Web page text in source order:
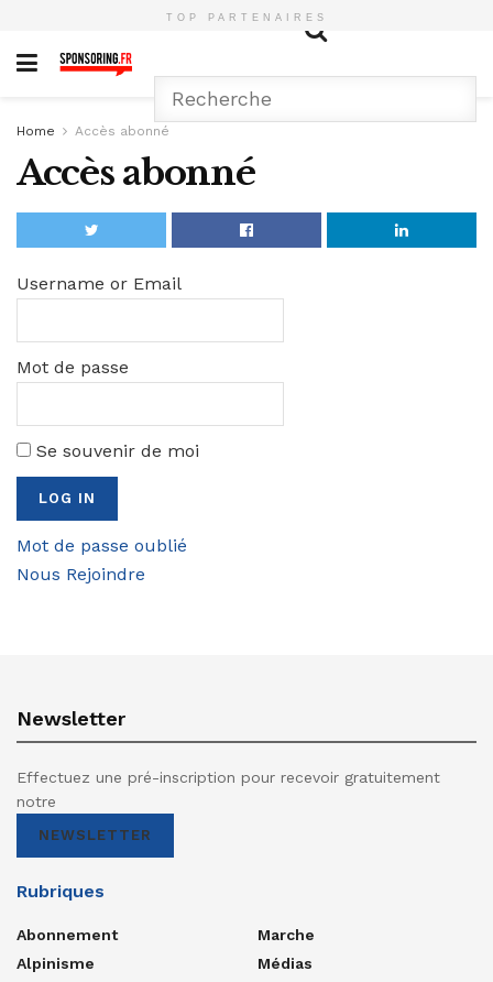
TOP PARTENAIRES
Home Accès abonné
Accès abonné
Username or Email
Mot de passe
Se souvenir de moi
Mot de passe oublié
Nous Rejoindre
Newsletter
Effectuez une pré-inscription pour recevoir gratuitement
notre
NEWSLETTER
Rubriques
Abonnement
Alpinisme
Marche
Médias